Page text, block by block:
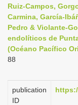
Ruiz-Campos,
Carmina, García-
Pedro & Violante-
endolíticos de
(Océano Pacífico
88
publication
ID